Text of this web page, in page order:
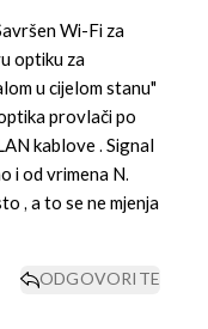
Wi-Fi za
optiku za
u cijelom stanu"
provlači po
kablove . Signal
i od vrimena N.
, a to se ne mjenja
ODGOVORITE